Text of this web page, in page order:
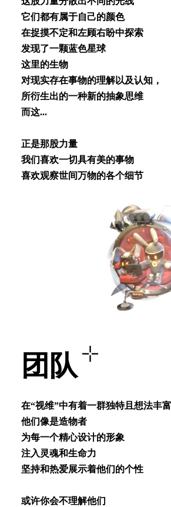
它们都有属于⾃⼰的颜⾊
在捉摸不定和左顾右盼中探索
发现了⼀颗蓝⾊星球
这⾥的⽣物
对现实存在事物的理解以及认知，
所衍⽣出的⼀种新的抽象思维
⽽这...
正是那股⼒量
我们喜欢⼀切具有美的事物
喜欢观察世间万物的各个细节
团队
在“视维”中有着⼀群独特且想法丰
他们像是造物者
为每⼀个精⼼设计的形象
注⼊灵魂和⽣命⼒
坚持和热爱展⽰着他们的个性
或许你会不理解他们